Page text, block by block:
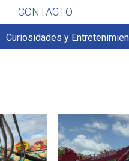
CONTACTO
Curiosidades y